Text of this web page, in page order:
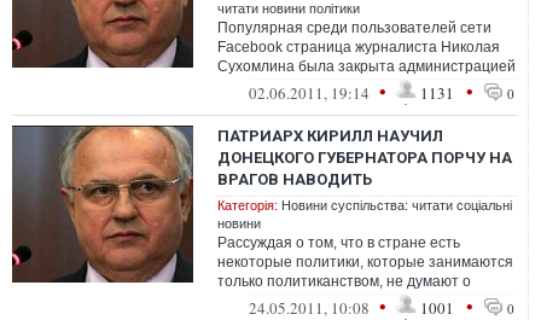
читати новини політики
Популярная среди пользователей сети
Facebook страница журналиста Николая
Сухомлина была закрыта администрацией
портала. Он предполагает, что причиной ...
02.06.2011, 19:14 • 1131 • 0
ПАТРИАРХ КИРИЛЛ НАУЧИЛ
ДОНЕЦКОГО ГУБЕРНАТОРА ПОРЧУ НА
ВРАГОВ НАВОДИТЬ
Категорія: Новини суспільства: читати соціальні
новини
Рассуждая о том, что в стране есть
некоторые политики, которые занимаются
только политиканством, не думают о
людях, губернатор сказал, что «Госп...
24.05.2011, 10:08 • 1001 • 0